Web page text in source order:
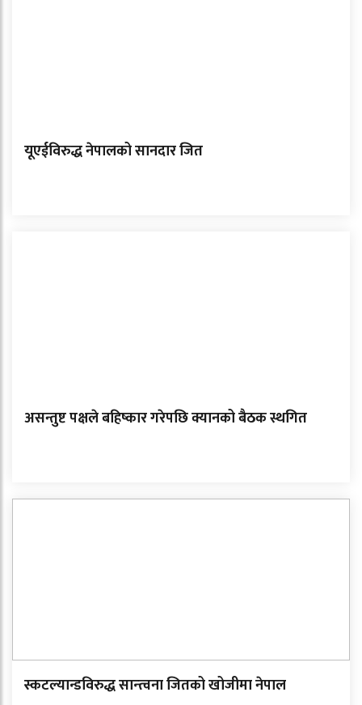
यूएईविरुद्ध नेपालको सानदार जित
असन्तुष्ट पक्षले बहिष्कार गरेपछि क्यानको बैठक स्थगित
स्कटल्यान्डविरुद्ध सान्त्वना जितको खोजीमा नेपाल